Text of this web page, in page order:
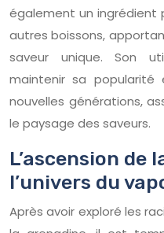
également un ingrédient
autres boissons,
saveur unique. Son
maintenir sa
nouvelles générations,
le paysage des saveurs.
L’ascension de
l’univers du
Après avoir exploré les